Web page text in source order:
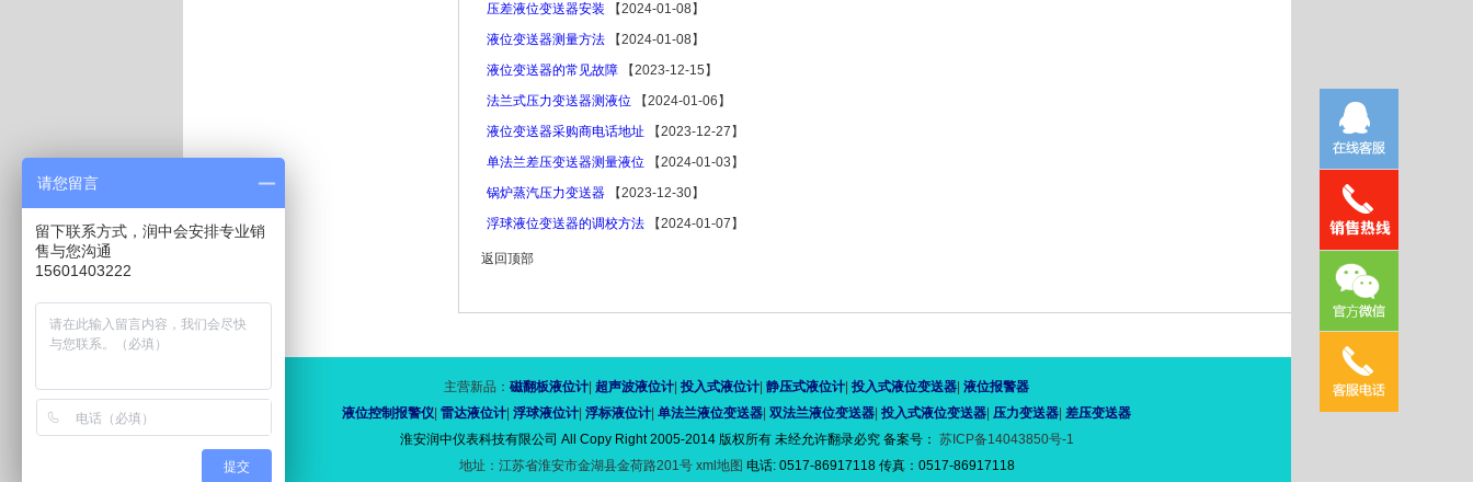
压差液位变送器安装 【2024-01-08】
液位变送器测量方法【2024-01-08】
液位变送器的常见故障【2023-12-15】
法兰式压力变送器测液位 【2024-01-06】
液位变送器采购商电话地址 【2023-12-27】
单法兰差压变送器测量液位 【2024-01-03】
锅炉蒸汽压力变送器【2023-12-30】
浮球液位变送器的调校方法【2024-01-07】
返回顶部
主营新品： 磁翻板液位计 超声波液位计 投入式液位计 静压式液位计 投入式液位变送器 液位报警器
液位控制报警仪 雷达液位计 浮球液位计 浮标液位计 单法兰液位变送器 双法兰液位变送器 投入式液位变送器 压力变送器 差压变送器
淮安润中仪表科技有限公司 All Copy Right 2005-2014 版权所有 未经允许翻录必究 备案号： 苏ICP备14043850号-1
地址：江苏省淮安市金湖县金荷路201号 xml地图 电话: 0517-86917118 传真：0517-86917118
请您留言
留下联系方式，润中会安排专业销
售与您沟通
15601403222
提交